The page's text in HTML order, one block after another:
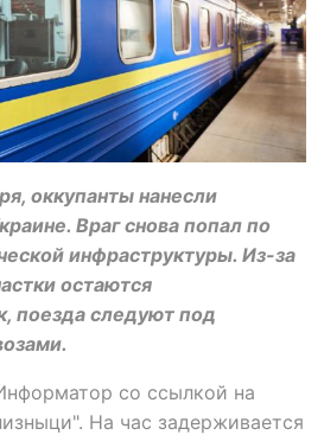
оккупанты нанесли
Враг снова попал по
инфраструктуры. Из-за
остаются
поезда следуют под
со ссылкой на
На час задерживается